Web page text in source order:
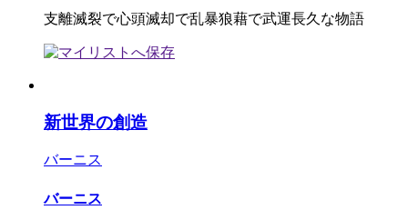
支離滅裂で心頭滅却で乱暴狼藉で武運長久な物語
新世界の創造
バーニス
バーニス